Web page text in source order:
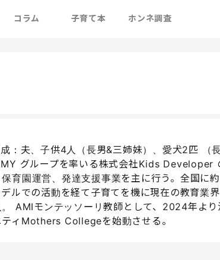
コラム 子育て本 ホンネ調査
：夫、子供4人（長男&三姉妹）、愛犬2匹 （
グループを率いる株式会社Kids Developer
育園運営、発達支援事業を主に行う。全国に
ルでの活動を経て子育てを機に現在の教育業
AMIモンテッソーリ教師として、2024年よ
ィMothers Collegeを始動させる。